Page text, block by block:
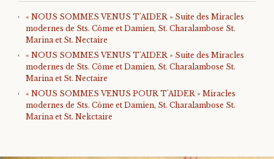
« NOUS SOMMES VENUS T'AIDER » Suite des Miracles
modernes de Sts. Côme et Damien, St. Charalambose St.
Marina et St. Nectaire
« NOUS SOMMES VENUS T'AIDER » Suite des Miracles
modernes de Sts. Côme et Damien, St. Charalambose St.
Marina et St. Nectaire
« NOUS SOMMES VENUS POUR T'AIDER » Miracles
modernes de Sts. Côme et Damien, St. Charalambose St.
Marina et St. Nekctaire